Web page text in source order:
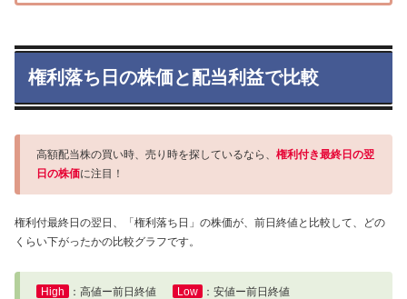
権利落ち日の株価と配当利益で比較
高額配当株の買い時、売り時を探しているなら、 権利付き最終日の翌
日の株価に注目！
権利付最終日の翌日、「権利落ち日」の株価が、前日終値と比較して、どの
くらい下がったかの比較グラフです。
High ：高値ー前日終値 Low
：安値ー前日終値